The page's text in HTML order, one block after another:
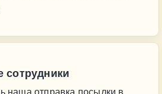
сотрудники